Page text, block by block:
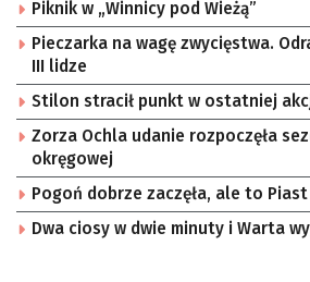
Piknik w „Winnicy pod Wieżą”
Pieczarka na wagę zwycięstwa.
III lidze
Stilon stracił punkt w ostatniej
Zorza Ochla udanie rozpoczęła
okręgowej
Pogoń dobrze zaczęła, ale to
Dwa ciosy w dwie minuty i Warta